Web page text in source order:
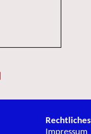
Rechtliches